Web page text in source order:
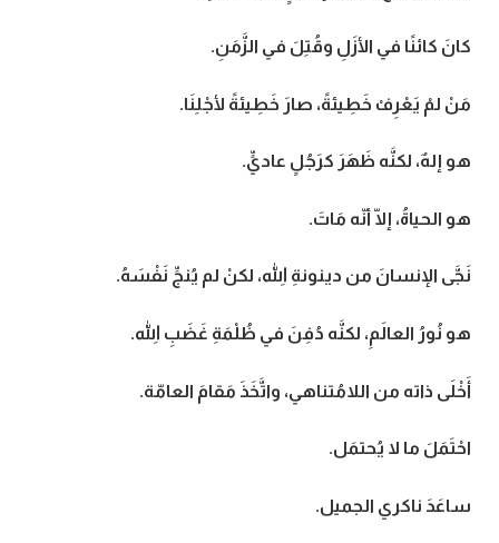
كانَ كائنًا في الأزَلِ وقُتِلَ في الزَّمَنِ.
مَنْ لمْ يَعْرِفْ خَطِيئةً، صارَ خَطِيئةً لأجْلِنَا.
هو إلهٌ، لكنَّه ظَهَرَ كرَجُلٍ عاديٍّ.
هو الحياةُ، إلّا أنّه مَاتَ.
نَجَّى الإنسانَ من دينونةِ اللهِ، لكنْ لم يُنجِّ نَفْسَهُ.
هو نُورُ العالَمِ، لكنَّه دُفِنَ في ظُلْمَةِ غَضَبِ اللهِ.
أَخْلَى ذاته من اللامُتناهي، واتَّخَذَ مَقامَ العامّة.
احْتَمَلَ ما لا يُحتمَل.
ساعَدَ ناكري الجميل.